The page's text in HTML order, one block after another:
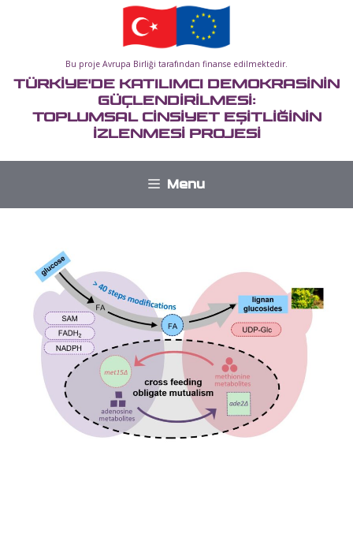
Bu proje Avrupa Birliği tarafından finanse edilmektedir.
TÜRKİYE'DE KATILIMCI DEMOKRASİNİN
GÜÇLENDİRİLMESİ:
TOPLUMSAL CİNSİYET EŞİTLİĞİNİN
İZLENMESİ PROJESİ
Menu